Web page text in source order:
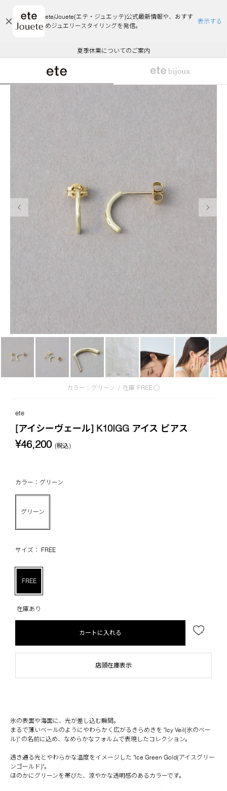
ete/Jouete(エテ・ジュエッテ)公式最新情報や、おすす
めジュエリースタイリングを発信。
表示する
エコラッピング及びエコポイント付与のご案内
ご注文いただいたお品物のお届け状況について
夏季休業についてのご案内
WEB Limited Items >>
採用のご案内
悪質な偽サイトにご注意ください
エコラッピング及びエコポイント付与のご案内
ご注文いただいたお品物のお届け状況について
カラー：グリーン / 在庫 FREE:◯
ete
[アイシーヴェール] K10IGG アイス ピアス
¥46,200 (税込)
カラー：グリーン
グリーン
サイズ： FREE
FREE
在庫あり
カートに入れる
店頭在庫表示
氷の表面や海面に、光が差し込む瞬間。
まるで薄いベールのようにやわらかく広がるきらめきを "Icy Veil(氷のベー
ル)" の名前に込め、なめらかなフォルムで表現したコレクション。
透き通る光とやわらかな温度をイメージした "Ice Green Gold(アイスグリー
ンゴールド)"。
ほのかにグリーンを帯びた、涼やかな透明感のあるカラーです。